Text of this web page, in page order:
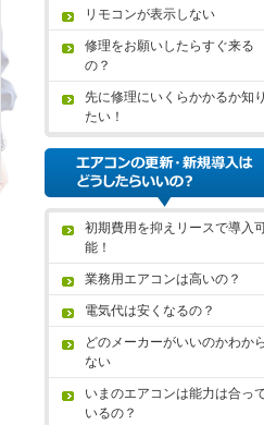
リモコンが表示しない
修理をお願いしたらすぐ来る
の？
先に修理にいくらかかるか知り
たい！
初期費用を抑えリースで導入
能！
業務用エアコンは高いの？
電気代は安くなるの？
どのメーカーがいいのかわから
ない
いまのエアコンは能力は合っ
いるの？